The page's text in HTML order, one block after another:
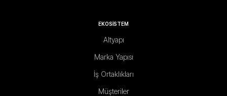
EKOSİSTEM
Altyapı
Marka Yapısı
İş Ortaklıkları
Müşteriler